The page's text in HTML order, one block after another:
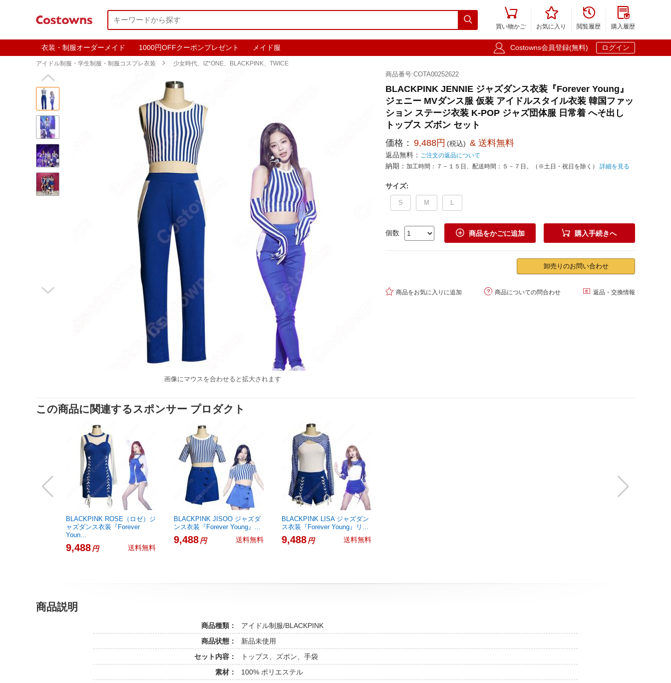


買い物かご

お気に入り

閲覧履歴

購入履歴
衣装・制服オーダーメイド 1000円OFFクーポンプレゼント メイド服  Costowns会員登録(無料) ログイン
アイドル制服・学生制服・制服コスプレ衣装  少女時代、IZ*ONE、BLACKPINK、TWICE


画像にマウスを合わせると拡大されます
商品番号:COTA00252622
BLACKPINK JENNIE ジャズダンス衣装『Forever Young』
ジェニー MVダンス服 仮装 アイドルスタイル衣装 韓国ファッ
ション ステージ衣装 K-POP ジャズ団体服 日常着 へそ出し
トップス ズボン セット
価格： 9,488円 (税込) & 送料無料
返品無料： ご注文の返品について
納期： 加工時間：７－１５日、配送時間：５－７日。（※土日・祝日を除く） 詳細を見る
サイズ:
S M L
個数  商品をかごに追加  購入手続きへ
卸売りのお問い合わせ
 商品をお気に入りに追加  商品についての問合わせ  返品・交換情報
この商品に関連するスポンサー プロダクト
BLACKPINK ROSE（ロゼ）ジ
ャズダンス衣装『Forever
Youn...
9,488円 送料無料
BLACKPINK JISOO ジャズダ
ンス衣装『Forever Young』...
9,488円 送料無料
BLACKPINK LISA ジャズダン
ス衣装『Forever Young』リ...
9,488円 送料無料
商品説明
商品種類：
アイドル制服/BLACKPINK
商品状態：
新品未使用
セット内容：
トップス、ズボン、手袋
素材：
100% ポリエステル